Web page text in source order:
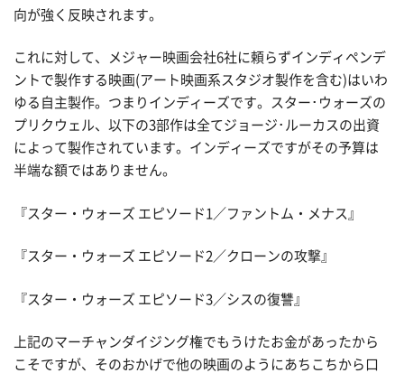
向が強く反映されます。
これに対して、メジャー映画会社6社に頼らずインディペンデ
ントで製作する映画(アート映画系スタジオ製作を含む)はいわ
ゆる自主製作。つまりインディーズです。スター･ウォーズの
プリクウェル、以下の3部作は全てジョージ･ルーカスの出資
によって製作されています。インディーズですがその予算は
半端な額ではありません。
『スター・ウォーズ エピソード1／ファントム・メナス』
『スター・ウォーズ エピソード2／クローンの攻撃』
『スター・ウォーズ エピソード3／シスの復讐』
上記のマーチャンダイジング権でもうけたお金があったから
こそですが、そのおかげで他の映画のようにあちこちから口